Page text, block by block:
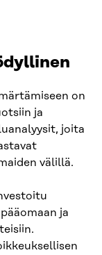
on
ja
joita
välillä.
ja